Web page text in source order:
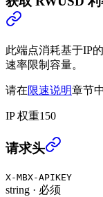
此端点消耗基于IP
速率限制容量。
请在限速说明章节
IP 权重150
获取 RWUSD 利
请求头
X-MBX-APIKEY
string · 必须